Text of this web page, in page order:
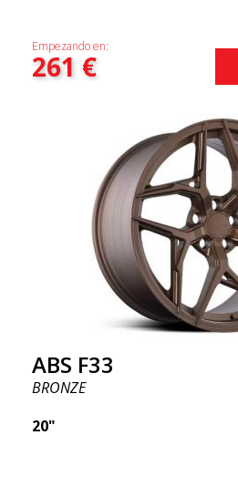
Empezando en:
261 €
ABS F33
BRONZE
20"